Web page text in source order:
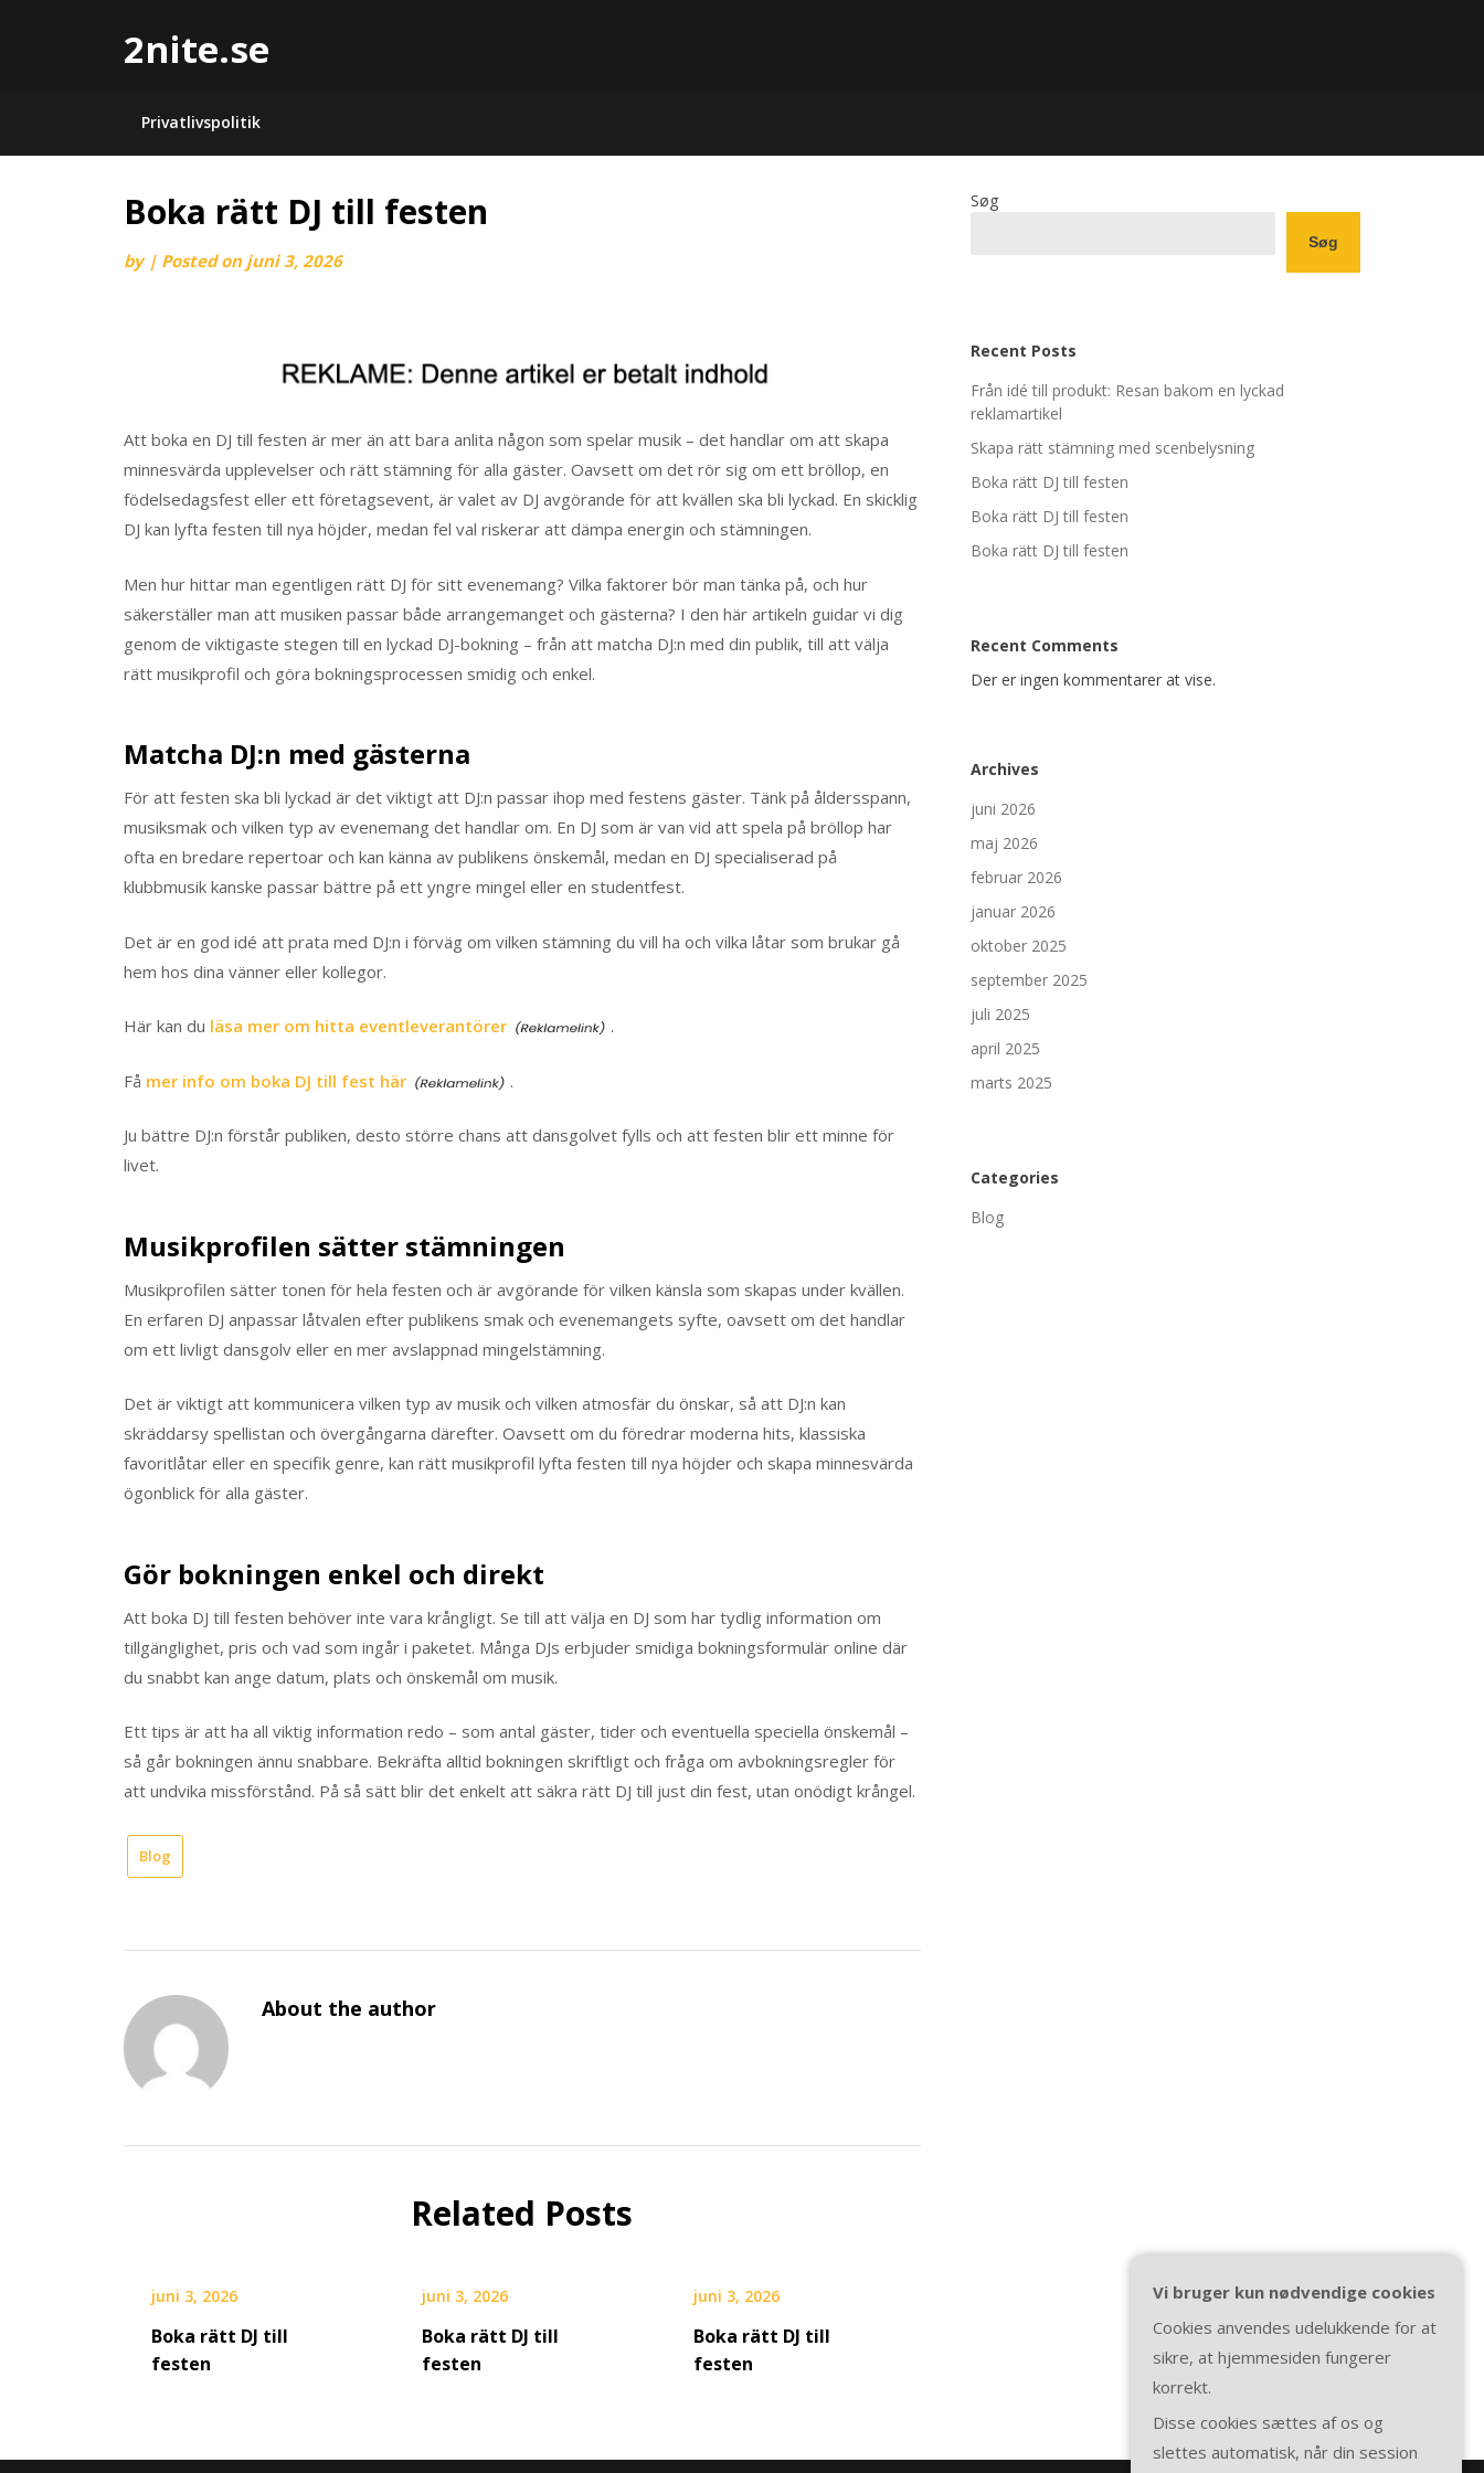
2nite.se
Privatlivspolitik
Boka rätt DJ till festen
by | Posted on juni 3, 2026
Att boka en DJ till festen är mer än att bara anlita någon som spelar musik – det handlar om att skapa
minnesvärda upplevelser och rätt stämning för alla gäster. Oavsett om det rör sig om ett bröllop, en
födelsedagsfest eller ett företagsevent, är valet av DJ avgörande för att kvällen ska bli lyckad. En skicklig
DJ kan lyfta festen till nya höjder, medan fel val riskerar att dämpa energin och stämningen.
Men hur hittar man egentligen rätt DJ för sitt evenemang? Vilka faktorer bör man tänka på, och hur
säkerställer man att musiken passar både arrangemanget och gästerna? I den här artikeln guidar vi dig
genom de viktigaste stegen till en lyckad DJ-bokning – från att matcha DJ:n med din publik, till att välja
rätt musikprofil och göra bokningsprocessen smidig och enkel.
Matcha DJ:n med gästerna
För att festen ska bli lyckad är det viktigt att DJ:n passar ihop med festens gäster. Tänk på åldersspann,
musiksmak och vilken typ av evenemang det handlar om. En DJ som är van vid att spela på bröllop har
ofta en bredare repertoar och kan känna av publikens önskemål, medan en DJ specialiserad på
klubbmusik kanske passar bättre på ett yngre mingel eller en studentfest.
Det är en god idé att prata med DJ:n i förväg om vilken stämning du vill ha och vilka låtar som brukar gå
hem hos dina vänner eller kollegor.
Här kan du läsa mer om hitta eventleverantörer .
Få mer info om boka DJ till fest här .
Ju bättre DJ:n förstår publiken, desto större chans att dansgolvet fylls och att festen blir ett minne för
livet.
Musikprofilen sätter stämningen
Musikprofilen sätter tonen för hela festen och är avgörande för vilken känsla som skapas under kvällen.
En erfaren DJ anpassar låtvalen efter publikens smak och evenemangets syfte, oavsett om det handlar
om ett livligt dansgolv eller en mer avslappnad mingelstämning.
Det är viktigt att kommunicera vilken typ av musik och vilken atmosfär du önskar, så att DJ:n kan
skräddarsy spellistan och övergångarna därefter. Oavsett om du föredrar moderna hits, klassiska
favoritlåtar eller en specifik genre, kan rätt musikprofil lyfta festen till nya höjder och skapa minnesvärda
ögonblick för alla gäster.
Gör bokningen enkel och direkt
Att boka DJ till festen behöver inte vara krångligt. Se till att välja en DJ som har tydlig information om
tillgänglighet, pris och vad som ingår i paketet. Många DJs erbjuder smidiga bokningsformulär online där
du snabbt kan ange datum, plats och önskemål om musik.
Ett tips är att ha all viktig information redo – som antal gäster, tider och eventuella speciella önskemål –
så går bokningen ännu snabbare. Bekräfta alltid bokningen skriftligt och fråga om avbokningsregler för
att undvika missförstånd. På så sätt blir det enkelt att säkra rätt DJ till just din fest, utan onödigt krångel.
Blog
About the author
Related Posts
juni 3, 2026
Boka rätt DJ till
festen
juni 3, 2026
Boka rätt DJ till
festen
juni 3, 2026
Boka rätt DJ till
festen
Søg
Søg
Recent Posts
Från idé till produkt: Resan bakom en lyckad
reklamartikel
Skapa rätt stämning med scenbelysning
Boka rätt DJ till festen
Boka rätt DJ till festen
Boka rätt DJ till festen
Recent Comments
Der er ingen kommentarer at vise.
Archives
juni 2026
maj 2026
februar 2026
januar 2026
oktober 2025
september 2025
juli 2025
april 2025
marts 2025
Categories
Blog
Vi bruger kun nødvendige cookies
Cookies anvendes udelukkende for at
sikre, at hjemmesiden fungerer
korrekt.
Disse cookies sættes af os og
slettes automatisk, når din session